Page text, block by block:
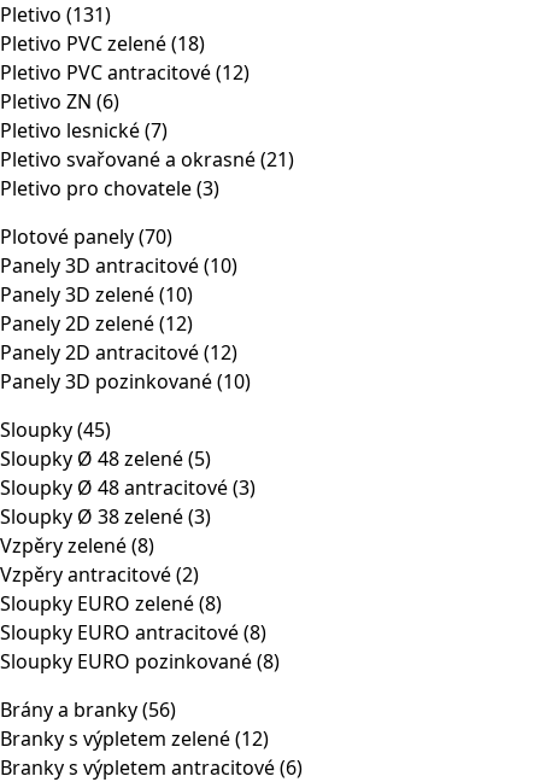
Pletivo (131)
Pletivo PVC zelené(18)
Pletivo PVC antracitové(12)
Pletivo ZN (6)
Pletivo lesnické(7)
Pletivo svařované a okrasné(21)
Pletivo pro chovatele(3)
Plotové panely(70)
Panely 3D antracitové(10)
Panely 3D zelené(10)
Panely 2D zelené(12)
Panely 2D antracitové(12)
Panely 3D pozinkované(10)
Sloupky(45)
Sloupky Ø 48 zelené(5)
Sloupky Ø 48 antracitové(3)
Sloupky Ø 38 zelené(3)
Vzpěry zelené(8)
Vzpěry antracitové(2)
Sloupky EURO zelené(8)
Sloupky EURO antracitové(8)
Sloupky EURO pozinkované(8)
Brány a branky(56)
Branky s výpletem zelené(12)
Branky s výpletem antracitové(6)